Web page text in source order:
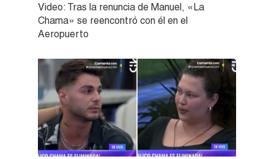
Video: Tras la renuncia de Manuel, «La
Chama» se reencontró con él en el
Aeropuerto